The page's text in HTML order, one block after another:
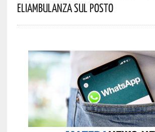
Eliambulanza Sul Posto